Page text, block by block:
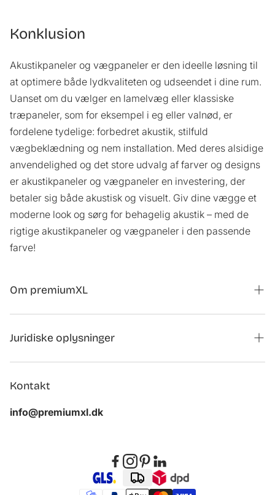
Konklusion
Akustikpaneler og vægpaneler er den ideelle løsning til
at optimere både lydkvaliteten og udseendet i dine rum.
Uanset om du vælger en lamelvæg eller klassiske
træpaneler, som for eksempel i eg eller valnød, er
fordelene tydelige: forbedret akustik, stilfuld
vægbeklædning og nem installation. Med deres alsidige
anvendelighed og det store udvalg af farver og designs
er akustikpaneler og vægpaneler en investering, der
betaler sig både akustisk og visuelt. Giv dine vægge et
moderne look og sørg for behagelig akustik – med de
rigtige akustikpaneler og vægpaneler i den passende
farve!
Om premiumXL
Kontaktformular til samarbejder
FAQ
Juridiske oplysninger
Aftryk
Beskyttelse af personoplysninger
Kontakt
info@premiumxl.dk